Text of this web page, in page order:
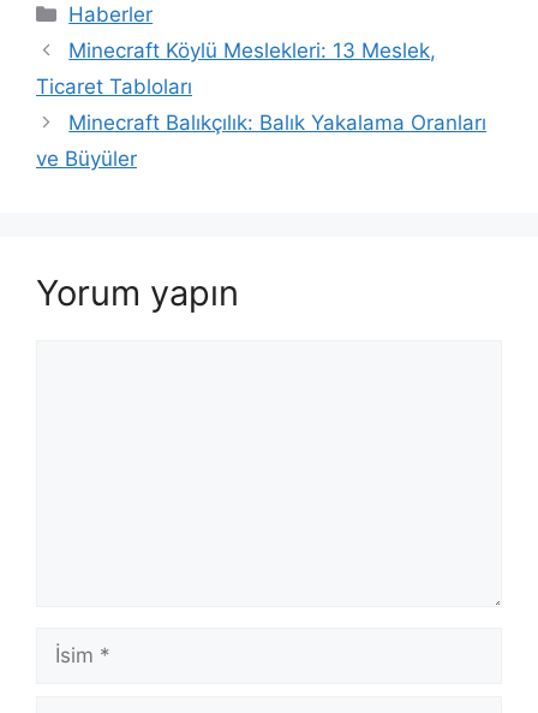
Kategoriler
Haberler
Minecraft Köylü Meslekleri: 13 Meslek,
Ticaret Tabloları
Minecraft Balıkçılık: Balık Yakalama Oranları
ve Büyüler
Yorum yapın
İsim